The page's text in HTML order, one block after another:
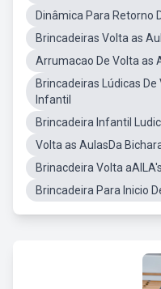
Dinâmica Para Retorno
Brincadeiras Volta as
Arrumacao De Volta as
Brincadeiras Lúdicas
Infantil
Brincadeira Infantil
Volta as AulasDa
Brinacdeira Volta aAILA's
Brincadeira Para Inicio